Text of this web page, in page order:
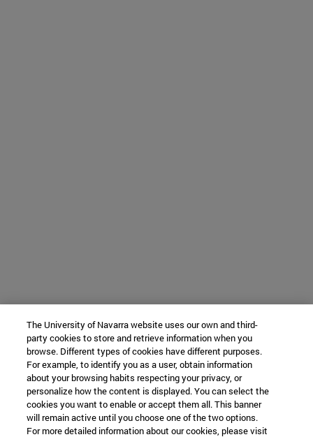
The University of Navarra website uses our own and third-
party cookies to store and retrieve information when you
browse. Different types of cookies have different purposes.
For example, to identify you as a user, obtain information
about your browsing habits respecting your privacy, or
personalize how the content is displayed. You can select the
cookies you want to enable or accept them all. This banner
will remain active until you choose one of the two options.
For more detailed information about our cookies, please visit